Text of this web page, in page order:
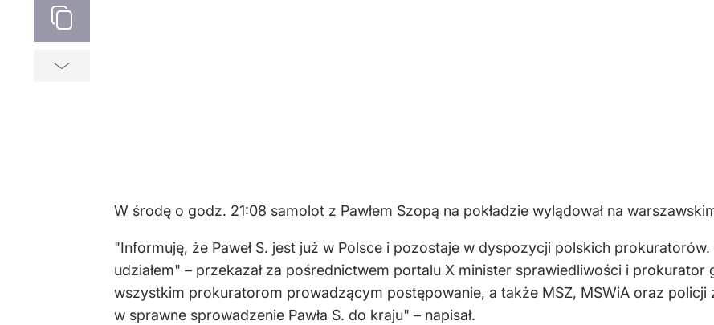
W środę o godz. 21:08 samolot z Pawłem Szopą na pokładzie wylądował na
"Informuję, że Paweł S. jest już w Polsce i pozostaje w dyspozycji polskich
udziałem" – przekazał za pośrednictwem portalu X minister sprawiedliwości i
wszystkim prokuratorom prowadzącym postępowanie, a także MSZ, MSWiA oraz policji
w sprawne sprowadzenie Pawła S. do kraju" – napisał.